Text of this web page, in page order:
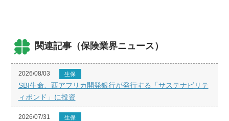
関連記事（保険業界ニュース）
2026/08/03 生保
SBI生命、西アフリカ開発銀行が発行する「サステナビリテ
ィボンド」に投資
2026/07/31 生保